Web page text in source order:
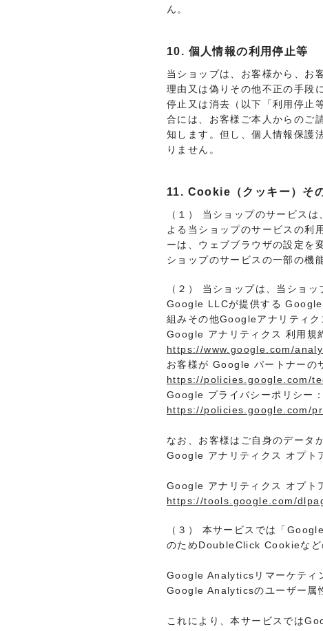
ん。
10. 個人情報の利用停止等
当ショップは、お客様から、お
理由又は偽りその他不正の手段
停止又は消去（以下「利用停止
合には、お客様ご本人からのご
知します。但し、個人情報保護
りません。
11. Cookie（クッキー）そ
（１） 当ショップのサービス
よる当ショップのサービスの利
ーは、ウェブブラウザの設定を
ショップのサービスの一部の機
（２） 当ショップは、当ショ
Google LLCが提供する Google
組みその他Googleアナリティク
Google アナリティクス 利用規
https://www.google.com/
お客様が Google パートナーの
https://policies.google.com/
Google プライバシーポリシー：
https://policies.google.com/
なお、お客様はご自身のデータ
Google アナリティクス オプト
Google アナリティクス オプト
https://tools.google.com/
（３） 本サービスでは「
のためDoubleClick Cookieなど
Google Analyticsリマーケティ
Google Analyticsのユーザー属
これにより、本サービスでは